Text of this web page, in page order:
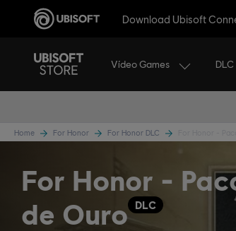
Download Ubisoft
Vídeo Games DLC
Home For Honor For Honor DLC
For Honor -
de Ouro
DLC